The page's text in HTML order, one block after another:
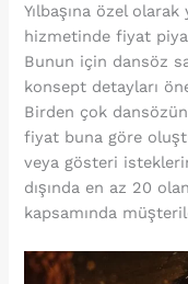
Yılbaşına özel
hizmetinde fiyat
Bunun için dansöz
konsept detayları
Birden çok
fiyat buna göre
veya gösteri
dışında en az 20
kapsamında